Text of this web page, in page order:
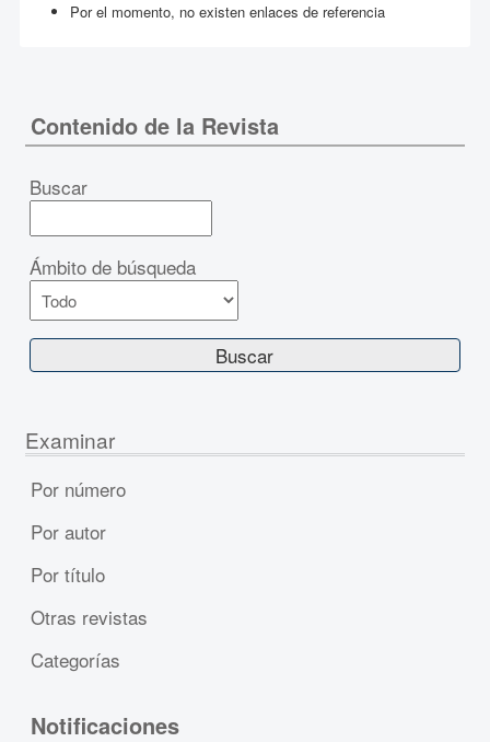
Por el momento, no existen enlaces de referencia
Contenido de la Revista
Buscar
Ámbito de búsqueda
Examinar
Por número
Por autor
Por título
Otras revistas
Categorías
Notificaciones